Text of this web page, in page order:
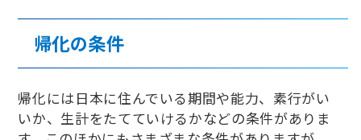
帰化の条件
帰化には日本に住んでいる期間や能力、素行がい
いか、生計をたてていけるかなどの条件がありま